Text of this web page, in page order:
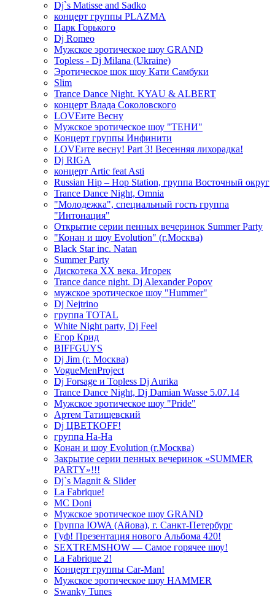
Dj`s Matisse and Sadko
концерт группы PLAZMA
Парк Горького
Dj Romeo
Мужское эротическое шоу GRAND
Topless - Dj Milana (Ukraine)
Эротическое шок шоу Кати Самбуки
Slim
Trance Dance Night. KYAU & ALBERT
концерт Влада Соколовского
LOVEите Весну
Мужское эротическое шоу "ТЕНИ"
Концерт группы Инфинити
LOVEите весну! Part 3! Весенняя лихорадка!
Dj RIGA
концерт Artic feat Asti
Russian Hip – Hop Station, группа Восточный округ
Trance Dance Night, Omnia
"Молодежка", специальный гость группа
"Интонация"
Открытие серии пенных вечеринок Summer Party
"Конан и шоу Evolution" (г.Москва)
Black Star inc. Natan
Summer Party
Дискотека ХХ века. Игорек
Trance dance night. Dj Alexander Popov
мужское эротическое шоу "Hummer"
Dj Nejtrino
группа TOTAL
White Night party, Dj Feel
Егор Крид
BIFFGUYS
Dj Jim (г. Москва)
VogueMenProject
Dj Forsage и Topless Dj Aurika
Trance Dance Night, Dj Damian Wasse 5.07.14
Мужское эротическое шоу "Pride"
Артем Татищевский
Dj ЦВЕТКOFF!
группа На-На
Конан и шоу Evolution (г.Москва)
Закрытие серии пенных вечеринок «SUMMER
PARTY»!!!
Dj`s Magnit & Slider
La Fabrique!
MC Doni
Мужское эротическое шоу GRAND
Группа IOWA (Айова), г. Санкт-Петербург
Гуф! Презентация нового Альбома 420!
SEXTREMSHOW — Самое горячее шоу!
La Fabrique 2!
Концерт группы Car-Man!
Мужское эротическое шоу HAMMER
Swanky Tunes